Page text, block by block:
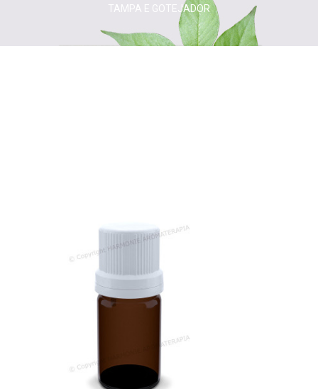
TAMPA E GOTEJADOR